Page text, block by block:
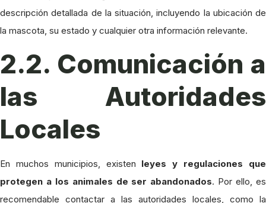
descripción detallada de la situación, incluyendo la ubicación de
la mascota, su estado y cualquier otra información relevante.
2.2. Comunicación a
las Autoridades
Locales
En muchos municipios, existen leyes y regulaciones que
protegen a los animales de ser abandonados. Por ello, es
recomendable contactar a las autoridades locales, como la